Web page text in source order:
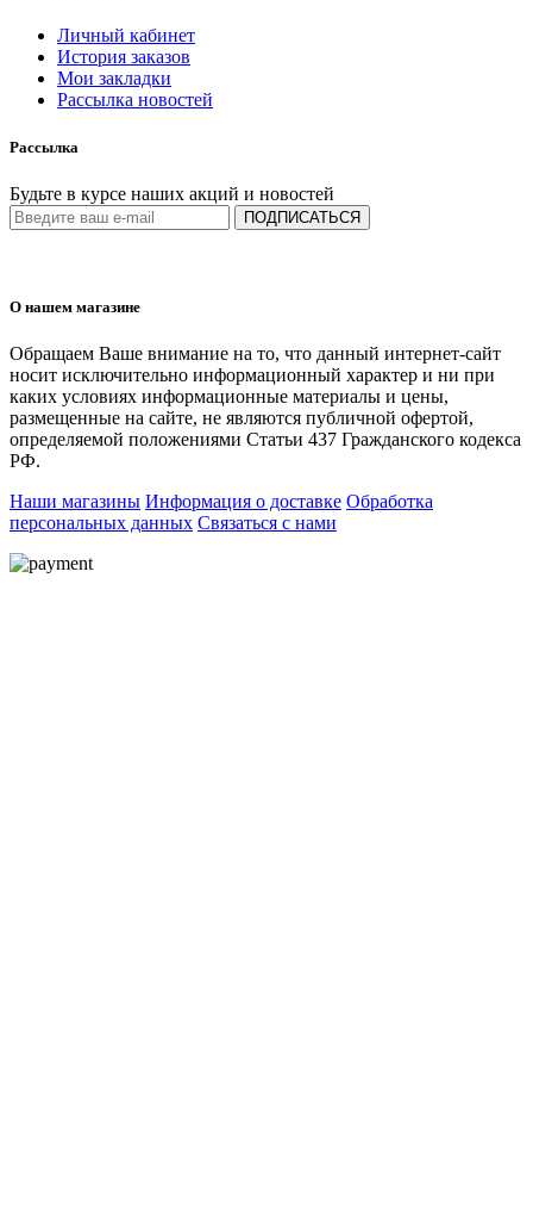
Личный кабинет
История заказов
Мои закладки
Рассылка новостей
Рассылка
Будьте в курсе наших акций и новостей
ПОДПИСАТЬСЯ
О нашем магазине
Обращаем Ваше внимание на то, что данный интернет-сайт
носит исключительно информационный характер и ни при
каких условиях информационные материалы и цены,
размещенные на сайте, не являются публичной офертой,
определяемой положениями Статьи 437 Гражданского кодекса
РФ.
Наши магазины Информация о доставке Обработка
персональных данных Связаться с нами